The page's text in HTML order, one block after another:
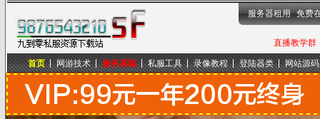
九到零私服资源下载站
直播教学群
服务器租用 免费
首页 网游技术 服务器端 私服工具 录像教程 登陆器类 网站源码